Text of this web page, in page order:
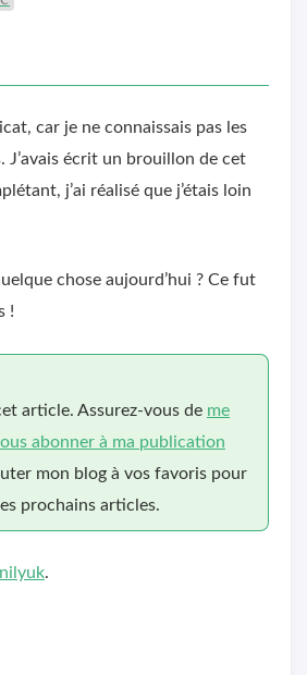
car je ne connaissais pas les
J’avais écrit un brouillon de cet
j’ai réalisé que j’étais loin
chose aujourd’hui ? Ce fut
!
article. Assurez-vous de me
abonner à ma publication
mon blog à vos favoris pour
prochains articles.
.